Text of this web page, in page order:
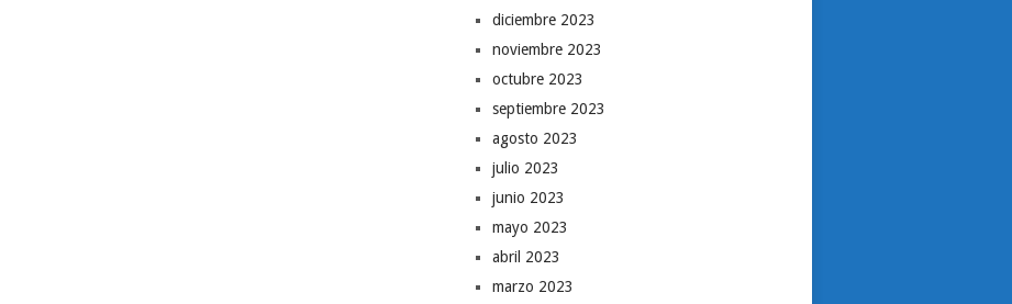
diciembre 2023
noviembre 2023
octubre 2023
septiembre 2023
agosto 2023
julio 2023
junio 2023
mayo 2023
abril 2023
marzo 2023